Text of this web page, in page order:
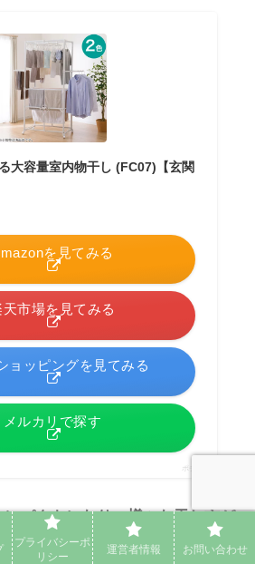
大容量室内物干し (FC07)【玄関
を見てみる
天市場を見てみる
ョッピングを見てみる
メルカリで探す
ポチップ
パクトになり、様々な干し方が
プライバシーポ
リシー
運営者情報 お問い合わせ